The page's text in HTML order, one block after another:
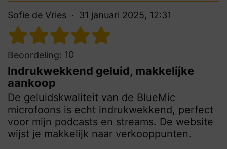
Sofie de Vries 31 januari 2025, 12:31
Beoordeling: 10
Indrukwekkend geluid, makkelijke
aankoop
De geluidskwaliteit van de BlueMic
microfoons is echt indrukwekkend, perfect
voor mijn podcasts en streams. De website
wijst je makkelijk naar verkooppunten.